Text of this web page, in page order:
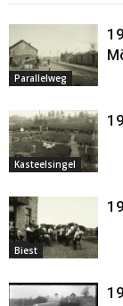
Parallelweg
Kasteelsingel
Biest